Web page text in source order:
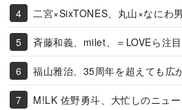
二宮×SixTONES、丸山×なにわ
斉藤和義、milet、＝LOVEら注
福山雅治、35周年を超えても広
M!LK 佐野勇斗、大忙しのニュ